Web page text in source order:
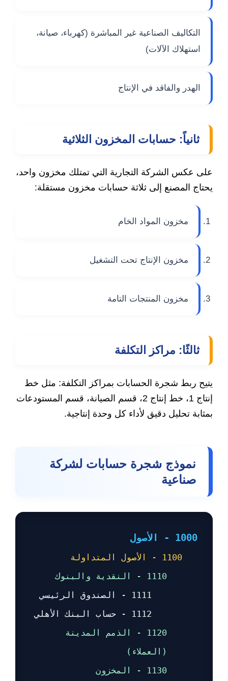
التكاليف الصناعية غير المباشرة (كهرباء، صيانة،
استهلاك الآلات)
الهدر والفاقد في الإنتاج
ثانياً: حسابات المخزون الثلاثية
على عكس الشركة التجارية التي تمتلك مخزون واحد،
يحتاج المصنع إلى ثلاثة حسابات مخزون مستقلة:
مخزون المواد الخام
مخزون الإنتاج تحت التشغيل
مخزون المنتجات التامة
ثالثًا: مراكز التكلفة
يتيح ربط شجرة الحسابات بمراكز التكلفة: مثل خط
إنتاج 1، خط إنتاج 2، قسم الصيانة، قسم المستودعات
بمثابة تحليل دقيق لأداء كل وحدة إنتاجية.
نموذج شجرة حسابات لشركة
صناعية
1000 - الأصول
1100 - الأصول المتداولة
1110 - النقدية والبنوك
1111 - الصندوق الرئيسي
1112 - حساب البنك الأهلي
1120 - الذمم المدينة
(العملاء)
1130 - المخزون